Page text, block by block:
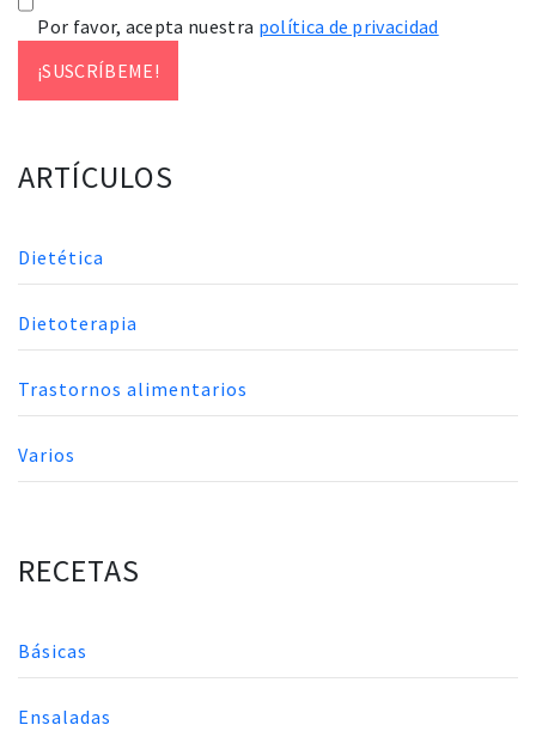
Por favor, acepta nuestra política de privacidad
ARTÍCULOS
Dietética
Dietoterapia
Trastornos alimentarios
Varios
RECETAS
Básicas
Ensaladas